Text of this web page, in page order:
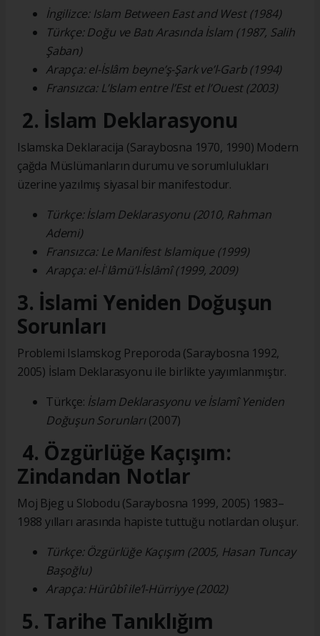
İngilizce: Islam Between East and West (1984)
Türkçe: Doğu ve Batı Arasında İslam (1987, Salih
Şaban)
Arapça: el-İslâm beyne’ş-Şark ve’l-Garb (1994)
Fransızca: L’Islam entre l’Est et l’Ouest (2003)
2. İslam Deklarasyonu
Islamska Deklaracija (Saraybosna 1970, 1990) Modern
çağda Müslümanların durumu ve sorumlulukları
üzerine yazılmış siyasal bir manifestodur.
Türkçe: İslam Deklarasyonu (2010, Rahman
Ademi)
Fransızca: Le Manifest Islamique (1999)
Arapça: el-İʿlâmü’l-İslâmî (1999, 2009)
3. İslami Yeniden Doğuşun
Sorunları
Problemi Islamskog Preporoda (Saraybosna 1992,
2005) İslam Deklarasyonu ile birlikte yayımlanmıştır.
Türkçe: İslam Deklarasyonu ve İslamî Yeniden
Doğuşun Sorunları(2007)
4. Özgürlüğe Kaçışım:
Zindandan Notlar
Moj Bjeg u Slobodu (Saraybosna 1999, 2005) 1983–
1988 yılları arasında hapiste tuttuğu notlardan oluşur.
Türkçe: Özgürlüğe Kaçışım (2005, Hasan Tuncay
Başoğlu)
Arapça: Hürûbî ile’l-Hürriyye (2002)
5. Tarihe Tanıklığım